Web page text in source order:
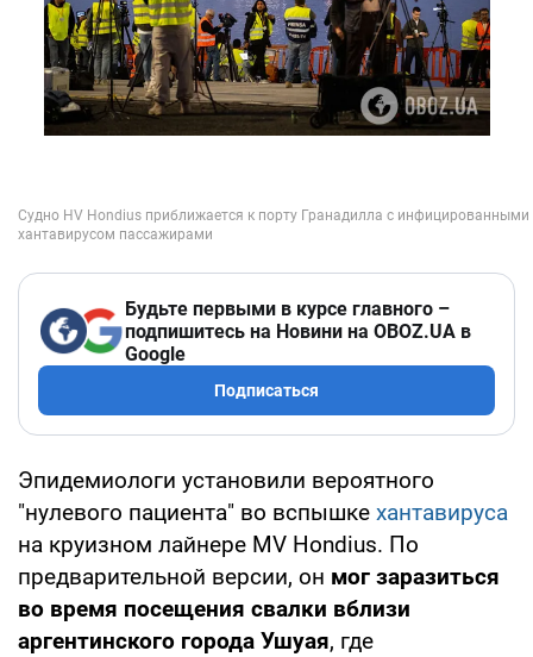
Будьте первыми в курсе главного –
подпишитесь на Новини на OBOZ.UA в
Google
Подписаться
Эпидемиологи установили вероятного
"нулевого пациента" во вспышке хантавируса
на круизном лайнере MV Hondius. По
предварительной версии, он мог заразиться
во время посещения свалки вблизи
аргентинского города Ушуая, где